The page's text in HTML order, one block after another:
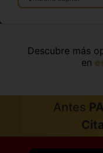
Descubre más
en
Antes